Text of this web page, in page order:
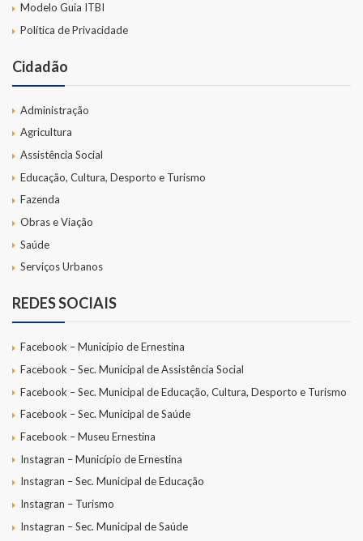
Modelo Guia ITBI
Política de Privacidade
Cidadão
Administração
Agricultura
Assistência Social
Educação, Cultura, Desporto e Turismo
Fazenda
Obras e Viação
Saúde
Serviços Urbanos
REDES SOCIAIS
Facebook – Município de Ernestina
Facebook – Sec. Municipal de Assistência Social
Facebook – Sec. Municipal de Educação, Cultura, Desporto e Turismo
Facebook – Sec. Municipal de Saúde
Facebook – Museu Ernestina
Instagran – Município de Ernestina
Instagran – Sec. Municipal de Educação
Instagran – Turismo
Instagran – Sec. Municipal de Saúde